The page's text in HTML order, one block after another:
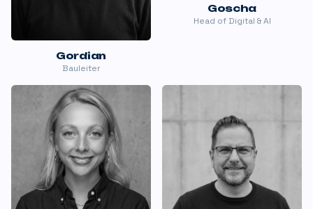
Gordian
Bauleiter
Goscha
Head of Digital & AI